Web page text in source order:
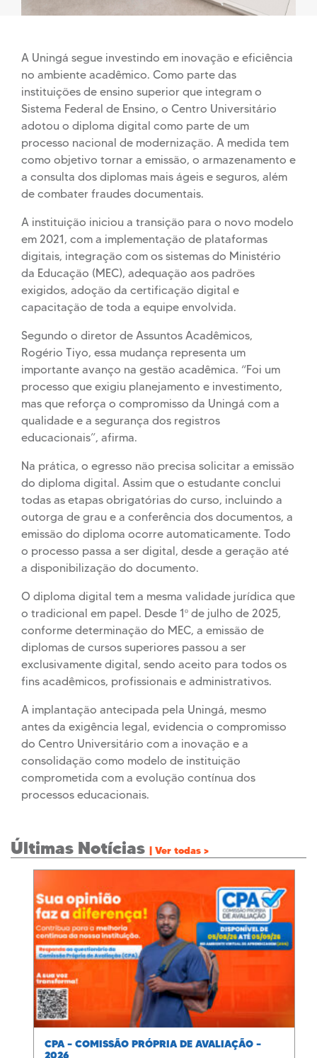
A Uningá segue investindo em inovação e eficiência
no ambiente acadêmico. Como parte das
instituições de ensino superior que integram o
Sistema Federal de Ensino, o Centro Universitário
adotou o diploma digital como parte de um
processo nacional de modernização. A medida tem
como objetivo tornar a emissão, o armazenamento e
a consulta dos diplomas mais ágeis e seguros, além
de combater fraudes documentais.
A instituição iniciou a transição para o novo modelo
em 2021, com a implementação de plataformas
digitais, integração com os sistemas do Ministério
da Educação (MEC), adequação aos padrões
exigidos, adoção da certificação digital e
capacitação de toda a equipe envolvida.
Segundo o diretor de Assuntos Acadêmicos,
Rogério Tiyo, essa mudança representa um
importante avanço na gestão acadêmica. “Foi um
processo que exigiu planejamento e investimento,
mas que reforça o compromisso da Uningá com a
qualidade e a segurança dos registros
educacionais”, afirma.
Na prática, o egresso não precisa solicitar a emissão
do diploma digital. Assim que o estudante conclui
todas as etapas obrigatórias do curso, incluindo a
outorga de grau e a conferência dos documentos, a
emissão do diploma ocorre automaticamente. Todo
o processo passa a ser digital, desde a geração até
a disponibilização do documento.
O diploma digital tem a mesma validade jurídica que
o tradicional em papel. Desde 1º de julho de 2025,
conforme determinação do MEC, a emissão de
diplomas de cursos superiores passou a ser
exclusivamente digital, sendo aceito para todos os
fins acadêmicos, profissionais e administrativos.
A implantação antecipada pela Uningá, mesmo
antes da exigência legal, evidencia o compromisso
do Centro Universitário com a inovação e a
consolidação como modelo de instituição
comprometida com a evolução contínua dos
processos educacionais.
Últimas Notícias | Ver todas >
CPA – COMISSÃO PRÓPRIA DE AVALIAÇÃO –